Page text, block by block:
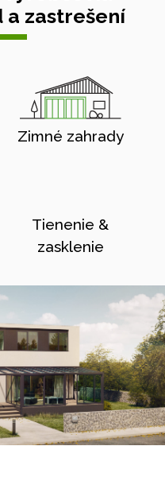
a zastrešení
Zimné zahrady
Tienenie &
zasklenie